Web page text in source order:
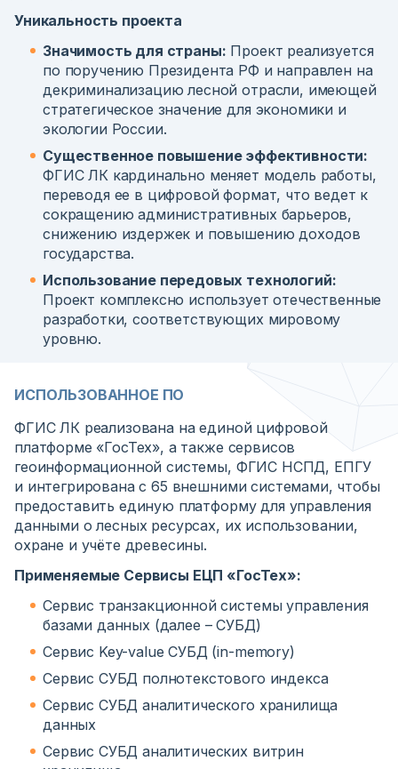
Уникальность проекта
Значимость для страны: Проект реализуется
по поручению Президента РФ и направлен на
декриминализацию лесной отрасли, имеющей
стратегическое значение для экономики и
экологии России.
Существенное повышение эффективности:
ФГИС ЛК кардинально меняет модель работы,
переводя ее в цифровой формат, что ведет к
сокращению административных барьеров,
снижению издержек и повышению доходов
государства.
Использование передовых технологий:
Проект комплексно использует отечественные
разработки, соответствующих мировому
уровню.
ИСПОЛЬЗОВАННОЕ ПО
ФГИС ЛК реализована на единой цифровой
платформе «ГосТех», а также сервисов
геоинформационной системы, ФГИС НСПД, ЕПГУ
и интегрирована с 65 внешними системами, чтобы
предоставить единую платформу для управления
данными о лесных ресурсах, их использовании,
охране и учёте древесины.
Применяемые Сервисы ЕЦП «ГосТех»:
Сервис транзакционной системы управления
базами данных (далее – СУБД)
Сервис Key-value СУБД (in-memory)
Сервис СУБД полнотекстового индекса
Сервис СУБД аналитического хранилища
данных
Сервис СУБД аналитических витрин